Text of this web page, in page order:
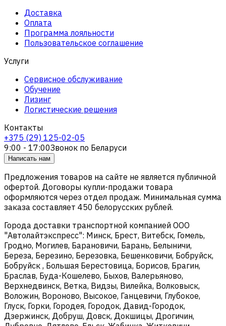
Доставка
Оплата
Программа лояльности
Пользовательское соглашение
Услуги
Сервисное обслуживание
Обучение
Лизинг
Логистические решения
Контакты
+375 (29) 125-02-05
9:00 - 17:00Звонок по Беларуси
Написать нам
Предложения товаров на сайте не является публичной
офертой. Договоры купли-продажи товара
оформляются через отдел продаж. Минимальная сумма
заказа составляет 450 белорусских рублей.
Города доставки транспортной компанией ООО
"Автолайтэкспресс": Минск, Брест, Витебск, Гомель,
Гродно, Могилев, Барановичи, Барань, Белыничи,
Береза, Березино, Березовка, Бешенковичи, Бобруйск,
Бобруйск , Большая Берестовица, Борисов, Брагин,
Браслав, Буда-Кошелево, Быхов, Валерьяново,
Верхнедвинск, Ветка, Видзы, Вилейка, Волковыск,
Воложин, Вороново, Высокое, Ганцевичи, Глубокое,
Глуск, Горки, Городея, Городок, Давид-Городок,
Дзержинск, Добруш, Довск, Докшицы, Дрогичин,